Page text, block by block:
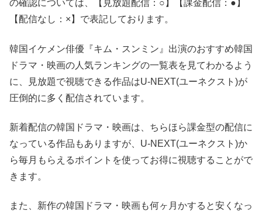
の確認については、【見放題配信：○】【課金配信：●】
【配信なし：×】で表記しております。
韓国イケメン俳優『キム・スンミン』出演のおすすめ韓国
ドラマ・映画の人気ランキングの一覧表を見てわかるよう
に、見放題で視聴できる作品はU-NEXT(ユーネクスト)が
圧倒的に多く配信されています。
新着配信の韓国ドラマ・映画は、ちらほら課金型の配信に
なっている作品もありますが、U-NEXT(ユーネクスト)か
ら毎月もらえるポイントを使ってお得に視聴することがで
きます。
また、新作の韓国ドラマ・映画も何ヶ月かすると安くなっ